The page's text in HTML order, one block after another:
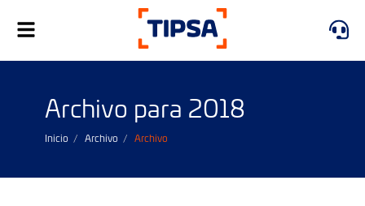
Alternar
navegación
Archivo para 2018
Inicio Archivo Archivo